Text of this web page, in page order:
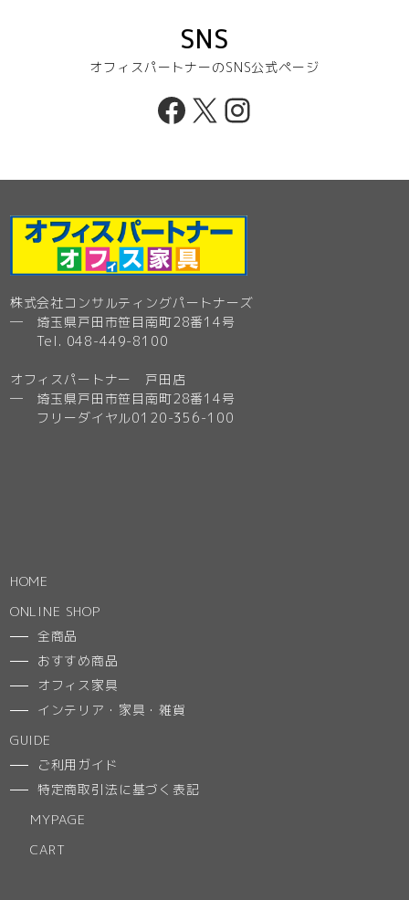
SNS
オフィスパートナーのSNS公式ページ
Facebook
X Instagram
株式会社コンサルティングパートナーズ
─ 埼玉県戸田市笹目南町28番14号
Tel. 048-449-8100
オフィスパートナー 戸田店
─ 埼玉県戸田市笹目南町28番14号
フリーダイヤル0120-356-100
HOME
ONLINE SHOP
全商品
おすすめ商品
オフィス家具
インテリア・家具・雑貨
GUIDE
ご利用ガイド
特定商取引法に基づく表記
MYPAGE
CART